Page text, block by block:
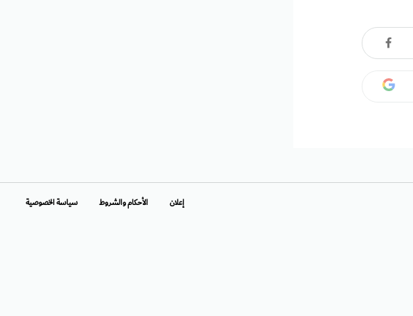
إعلان الأحكام والشروط سياسة الخصوصية